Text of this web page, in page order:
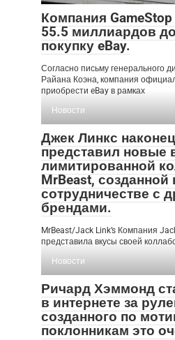
Компания
55.5 миллиардов
покупку eBay.
Согласно письму генерального
Райана Коэна, компания
приобрести eBay в рамках
Новости
Джек Линкс
представил новые
лимитированной
MrBeast, созданной
сотрудничестве с
брендами.
MrBeast/Jack Link’s Компания
представила вкусы своей
Новости
Ричард Хэммонд
в интернете за
созданного по
поклонникам это